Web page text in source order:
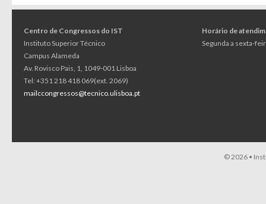
Centro de Congressos do IST
Instituto Superior Técnico
Campus Alameda
Av. Rovisco Pais, 1, 1049-001 Lisboa
Tel: +351 218 418 069(ext. 2069)
mailccongressos@tecnico.ulisboa.pt
Horário de
Segunda a sexta-
© 2026 •